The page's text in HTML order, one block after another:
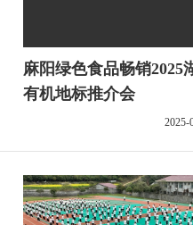
麻阳绿色食品畅销2025
有机地标推介会
2025-